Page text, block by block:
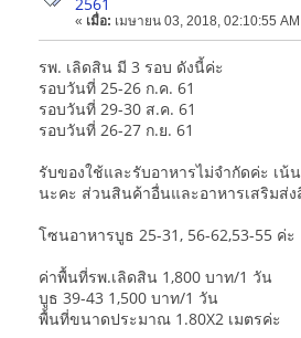
« เมื่อ: เมษายน 03, 2018, 02:10:55 AM
รพ. เลิดสิน มี 3 รอบ ดังนี้ค่ะ
รอบวันที่ 25-26 ก.ค. 61
รอบวันที่ 29-30 ส.ค. 61
รอบวันที่ 26-27 ก.ย. 61
รับของใช้และรับอาหารไม่จำกัดค่ะ เ
นะคะ ส่วนสินค้าอื่นและอาหารเสริมส่
โซนอาหารบูธ 25-31, 56-62,53-55 ค่ะ
ค่าพื้นที่รพ.เลิดสิน 1,800 บาท/1 วัน
บูธ 39-43 1,500 บาท/1 วัน
พื้นที่ขนาดประมาณ 1.80X2 เมตรค่ะ